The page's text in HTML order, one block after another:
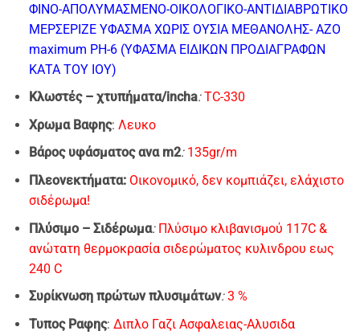
ΦΙΝΟ-AΠΟΛΥΜΑΣΜΕΝΟ-ΟΙΚΟΛΟΓΙΚΟ-ΑΝΤΙΔΙΑΒΡΩΤΙΚΟ
ΜΕΡΣΕΡΙΖΕ ΥΦΑΣΜΑ ΧΩΡΙΣ ΟΥΣΙΑ ΜΕΘΑΝΟΛΗΣ- ΑΖΟ
maximum PH-6 (ΥΦΑΣΜΑ ΕΙΔΙΚΩΝ ΠΡΟΔΙΑΓΡΑΦΩΝ
ΚΑΤΑ ΤΟΥ ΙΟΥ)
Κλωστές – χτυπήματα/incha:TC-330
Xρωμα Bαφης: Λευκο
Βάρος υφάσματος ανα m2: 135gr/m
Πλεονεκτήματα: Οικονομικό, δεν κομπιάζει, ελάχιστο
σιδέρωμα!
Πλύσιμo – Σιδέρωμα: Πλύσιμο κλιβανισμού 117C &
ανώτατη θερμοκρασία σιδερώματος κυλινδρου εως
240 C
Συρίκνωση πρώτων πλυσιμάτων:3 %
Τυπος Ραφης: Διπλο Γαζι Ασφαλειας-Αλυσιδα